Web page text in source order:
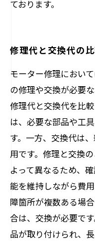
ております。
修理代と交換代の
モーター修理におい
の修理や交換が必要
修理代と交換代を比
は、必要な部品や工
す。一方、交換代は
用です。修理と交換
よって異なるため、
能を維持しながら費
障箇所が複数ある場
合は、交換が必要で
品が取り付けられ、